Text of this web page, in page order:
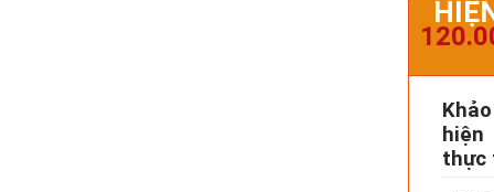
hiện
thực